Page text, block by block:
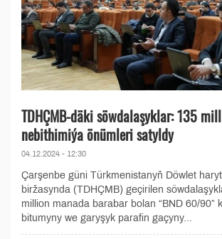
TDHÇMB-däki söwdalaşyklar: 135
nebithimiýa önümleri satyldy
04.12.2024 - 12:30
Çarşenbe güni Türkmenistanyň Döwlet
biržasynda (TDHÇMB) geçirilen
million manada barabar bolan “BND 60/90”
bitumyny we garyşyk parafin gaçyny...